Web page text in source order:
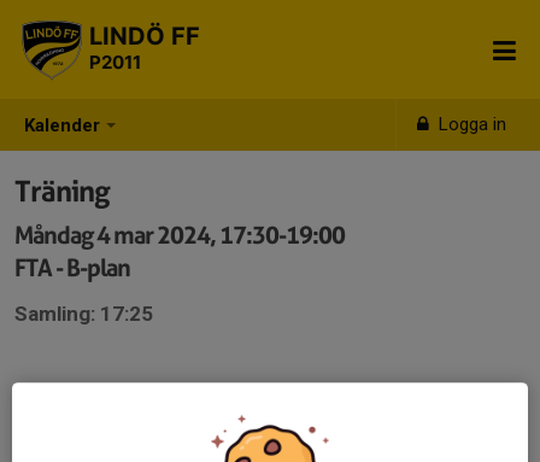
Kalender Logga in
LINDÖ FF
P2011
Träning
Måndag 4 mar 2024, 17:30-19:00
FTA - B-plan
Samling: 17:25